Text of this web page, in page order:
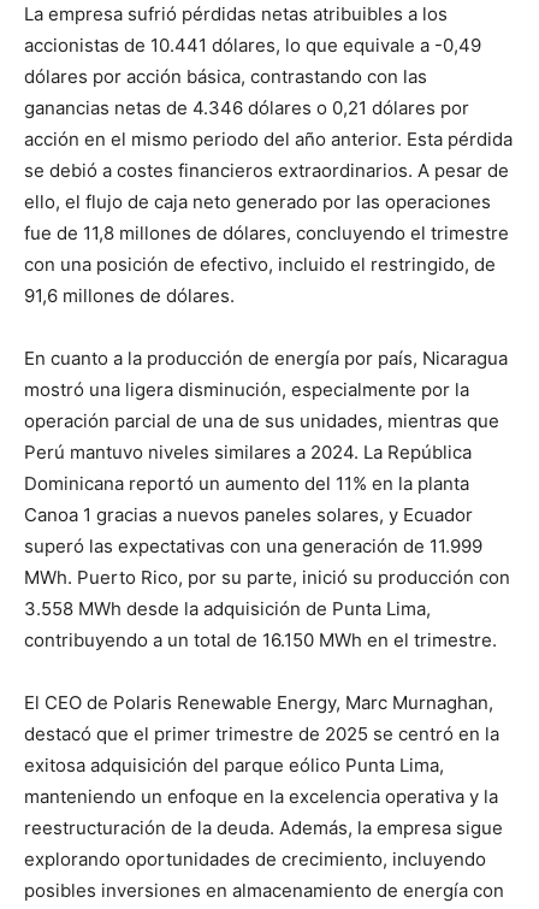
La empresa sufrió pérdidas netas atribuibles a los
accionistas de 10.441 dólares, lo que equivale a -0,49
dólares por acción básica, contrastando con las
ganancias netas de 4.346 dólares o 0,21 dólares por
acción en el mismo periodo del año anterior. Esta pérdida
se debió a costes financieros extraordinarios. A pesar de
ello, el flujo de caja neto generado por las operaciones
fue de 11,8 millones de dólares, concluyendo el trimestre
con una posición de efectivo, incluido el restringido, de
91,6 millones de dólares.
En cuanto a la producción de energía por país, Nicaragua
mostró una ligera disminución, especialmente por la
operación parcial de una de sus unidades, mientras que
Perú mantuvo niveles similares a 2024. La República
Dominicana reportó un aumento del 11% en la planta
Canoa 1 gracias a nuevos paneles solares, y Ecuador
superó las expectativas con una generación de 11.999
MWh. Puerto Rico, por su parte, inició su producción con
3.558 MWh desde la adquisición de Punta Lima,
contribuyendo a un total de 16.150 MWh en el trimestre.
El CEO de Polaris Renewable Energy, Marc Murnaghan,
destacó que el primer trimestre de 2025 se centró en la
exitosa adquisición del parque eólico Punta Lima,
manteniendo un enfoque en la excelencia operativa y la
reestructuración de la deuda. Además, la empresa sigue
explorando oportunidades de crecimiento, incluyendo
posibles inversiones en almacenamiento de energía con